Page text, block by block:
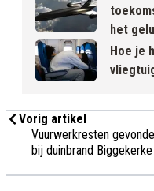
het
Hoe je
Vorig artikel
Vuurwerkresten
bij duinbrand Biggekerke